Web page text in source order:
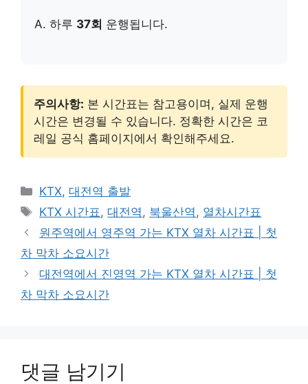
A. 하루 37회 운행됩니다.
주의사항: 본 시간표는 참고용이며, 실제 운행
시간은 변경될 수 있습니다. 정확한 시간은 코
레일 공식 홈페이지에서 확인해주세요.
카
테
리
KTX,대전역 출발
태
그
KTX 시간표 ,대전역 , 북울산역 , 열차시간표
원주역에서 영주역 가는 KTX 열차 시간표 | 첫
차 막차 소요시간
대전역에서 진영역 가는 KTX 열차 시간표 | 첫
차 막차 소요시간
댓글 남기기